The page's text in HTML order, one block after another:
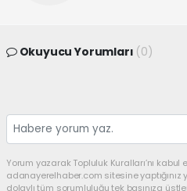
Okuyucu Yorumları (0)
Yorum yazarak Topluluk Kuralları’nı kabul
adanayerelhaber.com sitesine
dolaylı tüm sorumluluğu tek başınıza